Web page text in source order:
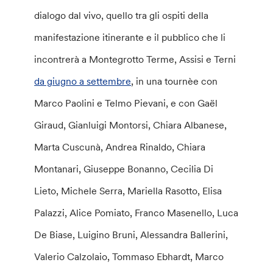
dialogo dal vivo, quello tra gli ospiti della
manifestazione itinerante e il pubblico che li
incontrerà a Montegrotto Terme, Assisi e Terni
da giugno a settembre, in una tournèe con
Marco Paolini e Telmo Pievani, e con Gaël
Giraud, Gianluigi Montorsi, Chiara Albanese,
Marta Cuscunà, Andrea Rinaldo, Chiara
Montanari, Giuseppe Bonanno, Cecilia Di
Lieto, Michele Serra, Mariella Rasotto, Elisa
Palazzi, Alice Pomiato, Franco Masenello, Luca
De Biase, Luigino Bruni, Alessandra Ballerini,
Valerio Calzolaio, Tommaso Ebhardt, Marco